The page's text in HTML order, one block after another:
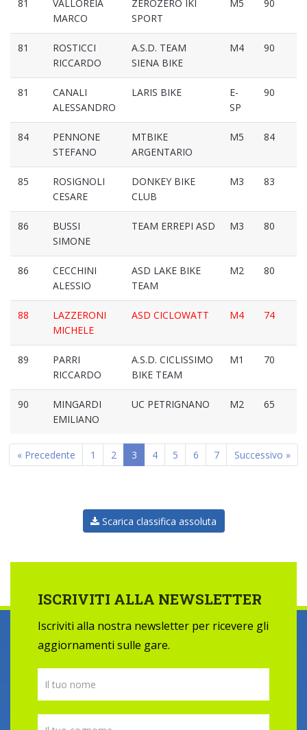
81
VALLOREIA
MARCO
ZEROZERO IKI
SPORT
M5 90
81
ROSTICCI
RICCARDO
A.S.D. TEAM
SIENA BIKE
M4 90
81
CANALI
ALESSANDRO
LARIS BIKE
E-
SP
90
84
PENNONE
STEFANO
MTBIKE
ARGENTARIO
M5 84
85
ROSIGNOLI
CESARE
DONKEY BIKE
CLUB
M3 83
86
BUSSI
SIMONE
TEAM ERREPI ASD M3 80
86
CECCHINI
ALESSIO
ASD LAKE BIKE
TEAM
M2 80
88
LAZZERONI
MICHELE
ASD CICLOWATT M4 74
89
PARRI
RICCARDO
A.S.D. CICLISSIMO
BIKE TEAM
M1 70
90
MINGARDI
EMILIANO
UC PETRIGNANO M2 65
« Precedente 1 2 3 4 5 6 7 Successivo »
Scarica classifica assoluta
ISCRIVITI ALLA NEWSLETTER
Iscriviti alla nostra newsletter per ricevere gli
aggiornamenti sulle gare.